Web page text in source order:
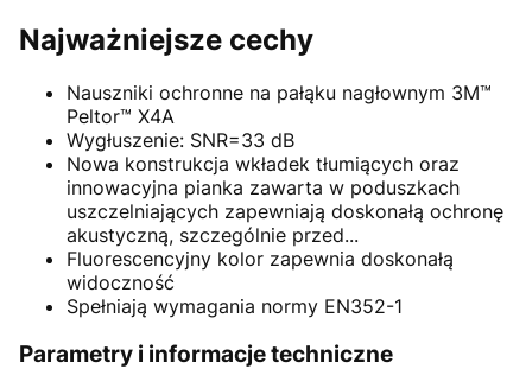
Najważniejsze cechy
Nauszniki ochronne na pałąku nagłownym 3M™
Peltor™ X4A
Wygłuszenie: SNR=33 dB
Nowa konstrukcja wkładek tłumiących oraz
innowacyjna pianka zawarta w poduszkach
uszczelniających zapewniają doskonałą ochronę
akustyczną, szczególnie przed...
Fluorescencyjny kolor zapewnia doskonałą
widoczność
Spełniają wymagania normy EN352-1
Parametry i informacje techniczne